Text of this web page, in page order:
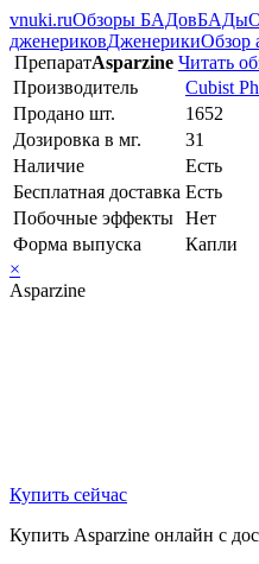
vnuki.ruОбзоры БАДовБАДы
дженериковДженерикиОбзор
ПрепаратAsparzine Читать
Производитель
Cubist
Продано шт.
1652
Дозировка в мг.
31
Наличие
Есть
Бесплатная доставка Есть
Побочные эффекты Нет
Форма выпуска
Капли
×
Asparzine
Купить сейчас
Купить Asparzine онлайн с